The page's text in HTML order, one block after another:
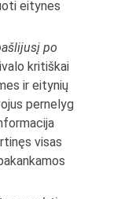
eitynes
po
kritiškai
ir eitynių
pernelyg
visas